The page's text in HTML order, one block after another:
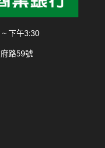
下午3:30
路59號